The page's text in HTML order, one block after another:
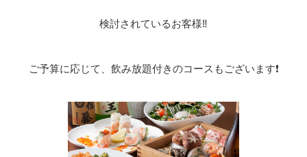
検討されているお客様‼️
ご予算に応じて、飲み放題付きのコースもございます❗